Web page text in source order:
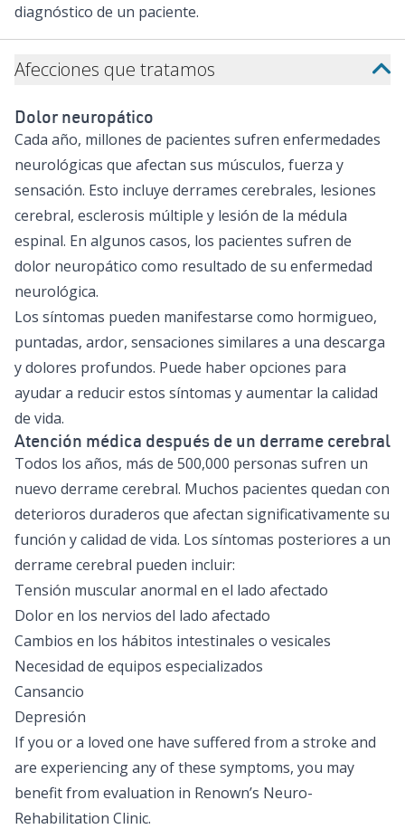
diagnóstico de un paciente.
Afecciones que tratamos
Dolor neuropático
Cada año, millones de pacientes sufren enfermedades
neurológicas que afectan sus músculos, fuerza y
sensación. Esto incluye derrames cerebrales, lesiones
cerebral, esclerosis múltiple y lesión de la médula
espinal. En algunos casos, los pacientes sufren de
dolor neuropático como resultado de su enfermedad
neurológica.
Los síntomas pueden manifestarse como hormigueo,
puntadas, ardor, sensaciones similares a una descarga
y dolores profundos. Puede haber opciones para
ayudar a reducir estos síntomas y aumentar la calidad
de vida.
Atención médica después de un derrame cerebral
Todos los años, más de 500,000 personas sufren un
nuevo derrame cerebral. Muchos pacientes quedan con
deterioros duraderos que afectan significativamente su
función y calidad de vida. Los síntomas posteriores a un
derrame cerebral pueden incluir:
Tensión muscular anormal en el lado afectado
Dolor en los nervios del lado afectado
Cambios en los hábitos intestinales o vesicales
Necesidad de equipos especializados
Cansancio
Depresión
If you or a loved one have suffered from a stroke and
are experiencing any of these symptoms, you may
benefit from evaluation in Renown’s Neuro-
Rehabilitation Clinic.